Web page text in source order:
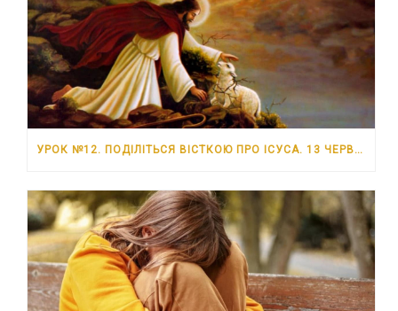
УРОК №12. ПОДІЛІТЬСЯ ВІСТКОЮ ПРО ІСУСА. 13 ЧЕРВНЯ – 19 ЧЕРВНЯ 2026 РОКУ